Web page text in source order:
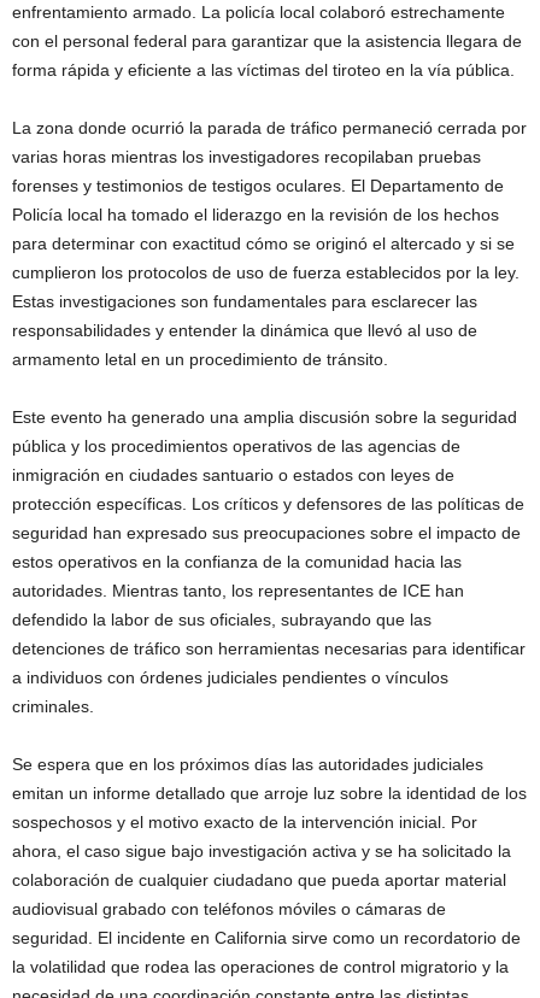
enfrentamiento armado. La policía local colaboró estrechamente
con el personal federal para garantizar que la asistencia llegara de
forma rápida y eficiente a las víctimas del tiroteo en la vía pública.
La zona donde ocurrió la parada de tráfico permaneció cerrada por
varias horas mientras los investigadores recopilaban pruebas
forenses y testimonios de testigos oculares. El Departamento de
Policía local ha tomado el liderazgo en la revisión de los hechos
para determinar con exactitud cómo se originó el altercado y si se
cumplieron los protocolos de uso de fuerza establecidos por la ley.
Estas investigaciones son fundamentales para esclarecer las
responsabilidades y entender la dinámica que llevó al uso de
armamento letal en un procedimiento de tránsito.
Este evento ha generado una amplia discusión sobre la seguridad
pública y los procedimientos operativos de las agencias de
inmigración en ciudades santuario o estados con leyes de
protección específicas. Los críticos y defensores de las políticas de
seguridad han expresado sus preocupaciones sobre el impacto de
estos operativos en la confianza de la comunidad hacia las
autoridades. Mientras tanto, los representantes de ICE han
defendido la labor de sus oficiales, subrayando que las
detenciones de tráfico son herramientas necesarias para identificar
a individuos con órdenes judiciales pendientes o vínculos
criminales.
Se espera que en los próximos días las autoridades judiciales
emitan un informe detallado que arroje luz sobre la identidad de los
sospechosos y el motivo exacto de la intervención inicial. Por
ahora, el caso sigue bajo investigación activa y se ha solicitado la
colaboración de cualquier ciudadano que pueda aportar material
audiovisual grabado con teléfonos móviles o cámaras de
seguridad. El incidente en California sirve como un recordatorio de
la volatilidad que rodea las operaciones de control migratorio y la